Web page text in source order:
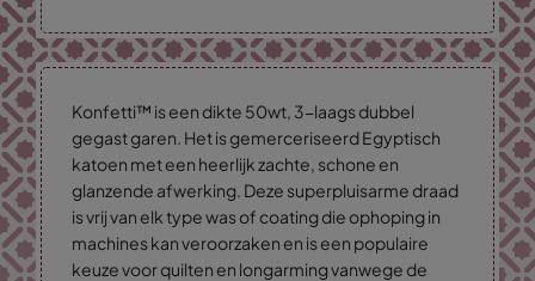
Konfetti™ is een dikte 50wt, 3-laags dubbel
gegast garen. Het is gemerceriseerd Egyptisch
katoen met een heerlijk zachte, schone en
glanzende afwerking. Deze superpluisarme draad
is vrij van elk type was of coating die ophoping in
machines kan veroorzaken en is een populaire
keuze voor quilten en longarming vanwege de